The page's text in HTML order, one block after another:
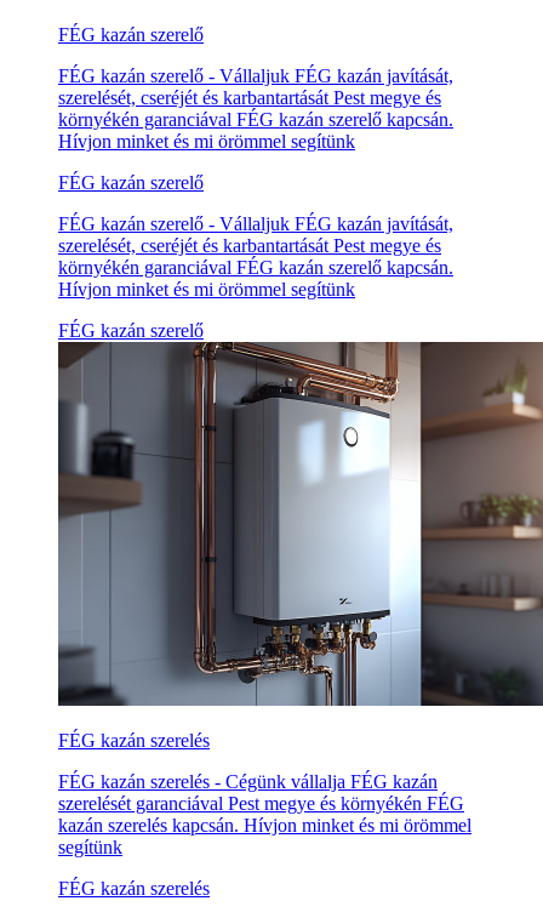
FÉG kazán szerelő
FÉG kazán szerelő - Vállaljuk FÉG kazán javítását,
szerelését, cseréjét és karbantartását Pest megye és
környékén garanciával FÉG kazán szerelő kapcsán.
Hívjon minket és mi örömmel segítünk
FÉG kazán szerelő
FÉG kazán szerelő - Vállaljuk FÉG kazán javítását,
szerelését, cseréjét és karbantartását Pest megye és
környékén garanciával FÉG kazán szerelő kapcsán.
Hívjon minket és mi örömmel segítünk
FÉG kazán szerelő
FÉG kazán szerelés
FÉG kazán szerelés - Cégünk vállalja FÉG kazán
szerelését garanciával Pest megye és környékén FÉG
kazán szerelés kapcsán. Hívjon minket és mi örömmel
segítünk
FÉG kazán szerelés